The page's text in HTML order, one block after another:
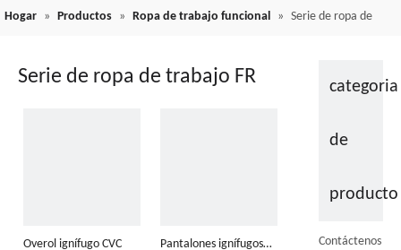
Hogar » Productos » Ropa de trabajo funcional » Serie de ropa de
Serie de ropa de trabajo FR
Overol ignífugo CVC
Pantalones ignífugos
categoria
de
producto
Contáctenos